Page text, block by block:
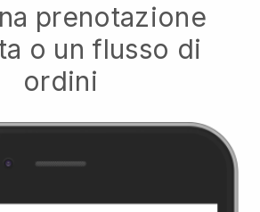
prenotazione
o un flusso di
ordini